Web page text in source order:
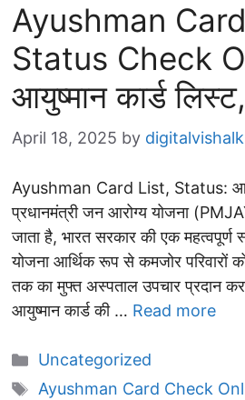
Ayushman
Status Check
आयुष्मान कार्ड
April 18, 2025 by
Ayushman Card List, Status:
प्रधानमंत्री जन आरोग्य योजना
जाता है, भारत सरकार की एक महत्वपूर्ण
योजना आर्थिक रूप से कमजोर परिवारों
तक का मुफ्त अस्पताल उपचार प्रदान
आयुष्मान कार्ड की … Read more
Categories
Uncategorized
Tags
Ayushman Card Check